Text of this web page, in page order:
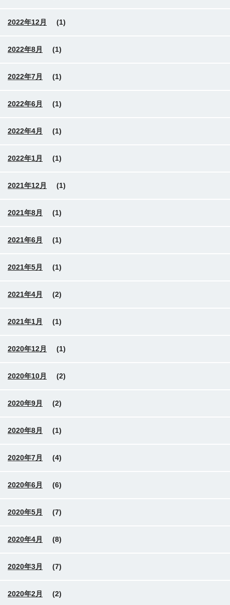
2022年12月 (1)
2022年8月 (1)
2022年7月 (1)
2022年6月 (1)
2022年4月 (1)
2022年1月 (1)
2021年12月 (1)
2021年8月 (1)
2021年6月 (1)
2021年5月 (1)
2021年4月 (2)
2021年1月 (1)
2020年12月 (1)
2020年10月 (2)
2020年9月 (2)
2020年8月 (1)
2020年7月 (4)
2020年6月 (6)
2020年5月 (7)
2020年4月 (8)
2020年3月 (7)
2020年2月 (2)